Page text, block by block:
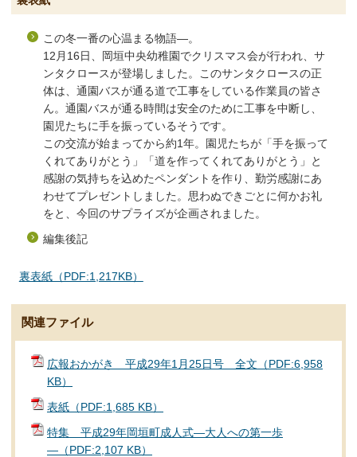
この冬一番の心温まる物語―。
12月16日、岡垣中央幼稚園でクリスマス会が行われ、サ
ンタクロースが登場しました。このサンタクロースの正
体は、通園バスが通る道で工事をしている作業員の皆さ
ん。通園バスが通る時間は安全のために工事を中断し、
園児たちに手を振っているそうです。
この交流が始まってから約1年。園児たちが「手を振って
くれてありがとう」「道を作ってくれてありがとう」と
感謝の気持ちを込めたペンダントを作り、勤労感謝にあ
わせてプレゼントしました。思わぬできごとに何かお礼
をと、今回のサプライズが企画されました。
編集後記
裏表紙（PDF:1,217KB）
関連ファイル
広報おかがき 平成29年1月25日号 全文（PDF:6,958
KB）
表紙（PDF:1,685 KB）
特集 平成29年岡垣町成人式―大人への第一歩
―（PDF:2,107 KB）